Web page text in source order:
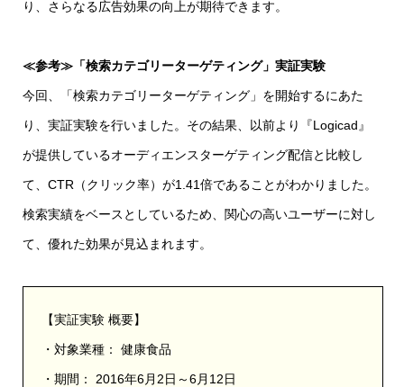
り、さらなる広告効果の向上が期待できます。
≪参考≫「検索カテゴリーターゲティング」実証実験
今回、「検索カテゴリーターゲティング」を開始するにあた
り、実証実験を行いました。その結果、以前より『Logicad』
が提供しているオーディエンスターゲティング配信と比較し
て、CTR（クリック率）が1.41倍であることがわかりました。
検索実績をベースとしているため、関心の高いユーザーに対し
て、優れた効果が見込まれます。
【実証実験 概要】
・対象業種： 健康食品
・期間： 2016年6月2日～6月12日